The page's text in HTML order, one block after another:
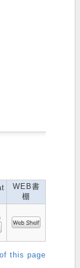
WEB書
棚
this page